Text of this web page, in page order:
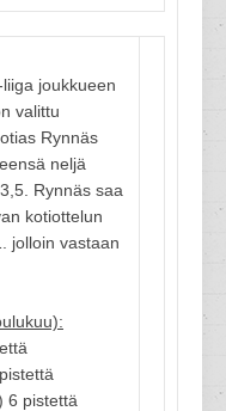
joukkueen
valittu
Rynnäs
neljä
Rynnäs saa
kotiottelun
jolloin vastaan
6 pistettä